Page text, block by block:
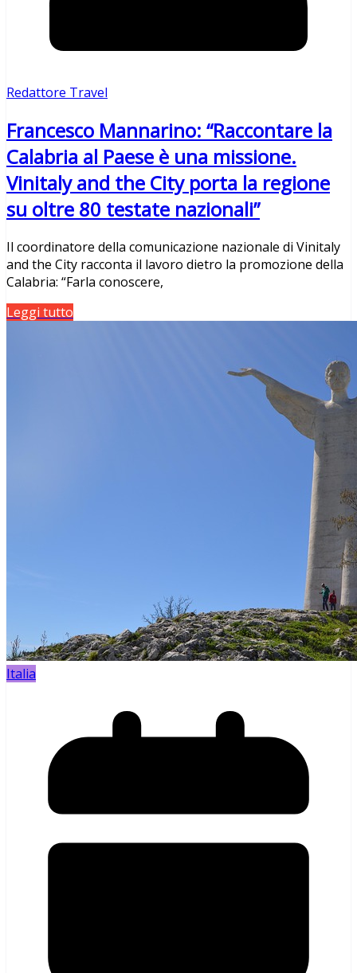
Redattore Travel
Francesco Mannarino: “Raccontare la
Calabria al Paese è una missione.
Vinitaly and the City porta la regione
su oltre 80 testate nazionali”
Il coordinatore della comunicazione nazionale di Vinitaly
and the City racconta il lavoro dietro la promozione della
Calabria: “Farla conoscere,
Leggi tutto
Italia